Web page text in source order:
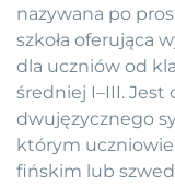
nazywana po
szkoła oferująca
dla uczniów od
średniej I–III. Jest
dwujęzycznego
którym
fińskim lub